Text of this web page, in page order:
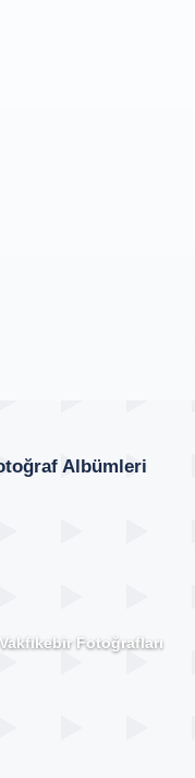
Albümleri
Vakfıkebir Fotoğrafları